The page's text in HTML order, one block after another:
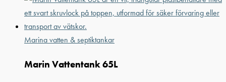
Marina vatten & septiktankar
Marin Vattentank 65L